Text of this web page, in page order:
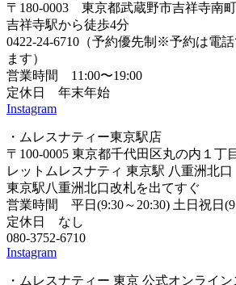
〒180-0003 東京都武蔵野市吉祥寺南町
吉祥寺駅から徒歩4分
0422-24-6710（予約優先制※予約は電
ます）
営業時間 11:00〜19:00
定休日 年末年始
Instagram
・ムレスナティー東京駅店
〒100-0005 東京都千代田区丸の内１丁
レットムレスナティ 東京駅 八重洲北口
東京駅八重洲北口改札を出てすぐ
営業時間 平日(9:30～20:30) 土日祝日
定休日 なし
080-3752-6710
Instagram
・ムレスナティー 東京 公式オンライン